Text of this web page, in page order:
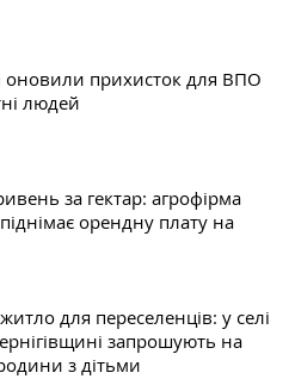
оновили прихисток для ВПО
людей
за гектар: агрофірма
орендну плату на
для переселенців: у селі
запрошують на
з дітьми